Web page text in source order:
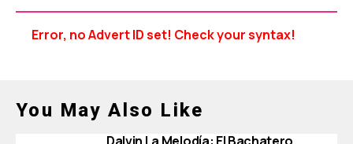
Error, no Advert ID set! Check your syntax!
You May Also Like